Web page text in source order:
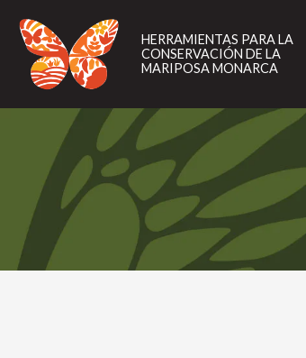
PARA
LA
CONSERVACIÓN
MONARCA
HERRAMIENTAS PARA LA
CONSERVACIÓN DE LA
MARIPOSA MONARCA